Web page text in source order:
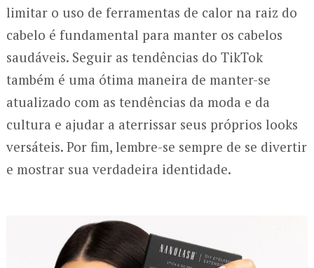
limitar o uso de ferramentas de calor na raiz do
cabelo é fundamental para manter os cabelos
saudáveis. Seguir as tendências do TikTok
também é uma ótima maneira de manter-se
atualizado com as tendências da moda e da
cultura e ajudar a aterrissar seus próprios looks
versáteis. Por fim, lembre-se sempre de se divertir
e mostrar sua verdadeira identidade.